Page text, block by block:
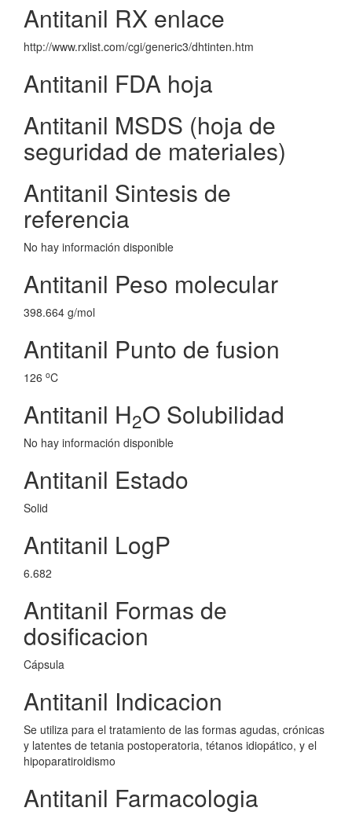
Antitanil RX enlace
http://www.rxlist.com/cgi/generic3/dhtinten.htm
Antitanil FDA hoja
Antitanil MSDS (hoja de
seguridad de materiales)
Antitanil Sintesis de
referencia
No hay información disponible
Antitanil Peso molecular
398.664 g/mol
Antitanil Punto de fusion
126 oC
Antitanil H2O Solubilidad
No hay información disponible
Antitanil Estado
Solid
Antitanil LogP
6.682
Antitanil Formas de
dosificacion
Cápsula
Antitanil Indicacion
Se utiliza para el tratamiento de las formas agudas, crónicas
y latentes de tetania postoperatoria, tétanos idiopático, y el
hipoparatiroidismo
Antitanil Farmacologia